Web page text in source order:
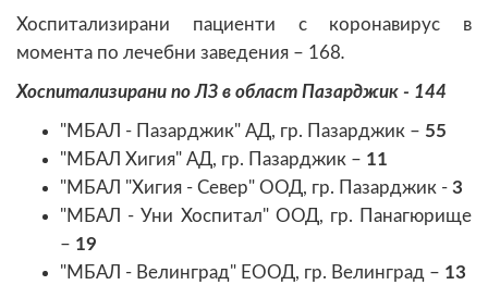
Хоспитализирани пациенти с коронавирус в
момента по лечебни заведения – 168.
Хоспитализирани по ЛЗ в област Пазарджик - 144
"МБАЛ - Пазарджик" АД, гр. Пазарджик – 55
"МБАЛ Хигия" АД, гр. Пазарджик – 11
"МБАЛ "Хигия - Север" ООД, гр. Пазарджик - 3
"МБАЛ - Уни Хоспитал" ООД, гр. Панагюрище
– 19
"МБАЛ - Велинград" ЕООД, гр. Велинград – 13